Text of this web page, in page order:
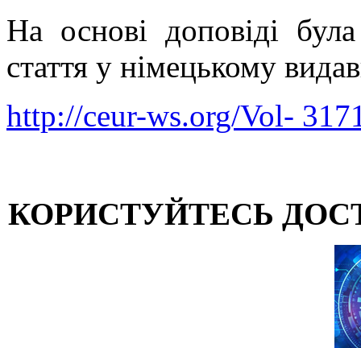
На основі доповіді
стаття у німецькому
http://ceur-ws.org/Vol-
КОРИСТУЙТЕСЬ